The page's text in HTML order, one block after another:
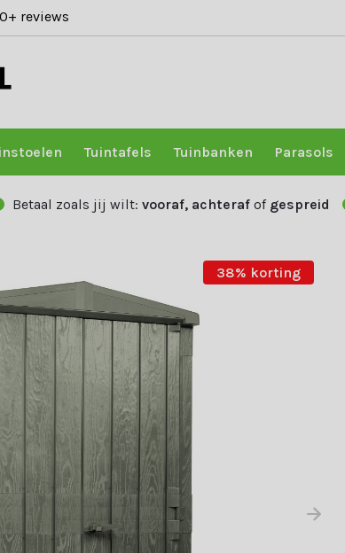
reviews
Tuintafels Tuinbanken Parasols
Betaal zoals jij wilt: vooraf, achteraf of gespreid
38% korting